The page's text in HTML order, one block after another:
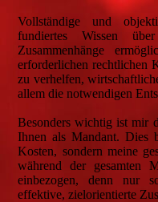
Vollständige und
fundiertes Wissen
Zusammenhänge
erforderlichen rechtlichen
zu verhelfen,
allem die notwendigen
Besonders wichtig ist mir
Ihnen als Mandant. Dies
Kosten, sondern meine
während der gesamten
einbezogen, denn nur
effektive, zielorientierte